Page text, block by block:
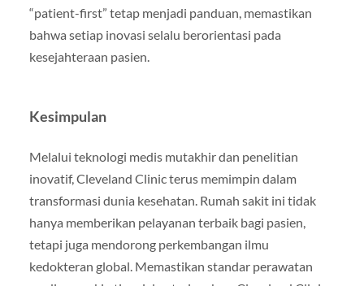
“patient-first” tetap menjadi panduan, memastikan
bahwa setiap inovasi selalu berorientasi pada
kesejahteraan pasien.
Kesimpulan
Melalui teknologi medis mutakhir dan penelitian
inovatif, Cleveland Clinic terus memimpin dalam
transformasi dunia kesehatan. Rumah sakit ini tidak
hanya memberikan pelayanan terbaik bagi pasien,
tetapi juga mendorong perkembangan ilmu
kedokteran global. Memastikan standar perawatan